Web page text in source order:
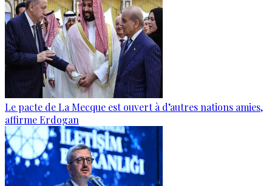
Le pacte de La Mecque est ouvert à d’autres nations amies,
affirme Erdogan